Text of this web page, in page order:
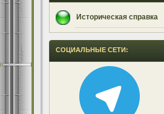
Историческая справка
СОЦИАЛЬНЫЕ СЕТИ: